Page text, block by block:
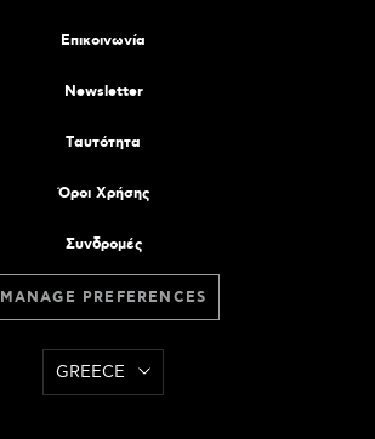
Επικοινωνία
Newsletter
Tαυτότητα
Όροι Χρήσης
Συνδρομές
MANAGE PREFERENCES
GREECE